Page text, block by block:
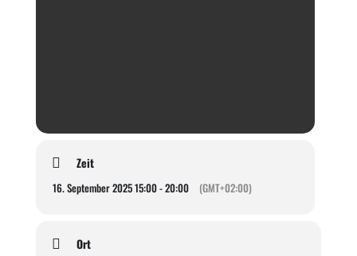
Zeit
16. September 2025 15:00 - 20:00 (GMT+02:00)
Ort